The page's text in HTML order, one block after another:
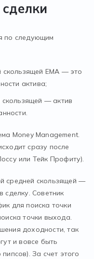
по следующим
скользящей ЕМА — это
актива;
— актив
Money Management.
сразу после
или Тейк Профиту).
средней скользящей —
сделку. Советник
для поиска точки
точки выхода.
доходности, так
и вовсе быть
За счет этого